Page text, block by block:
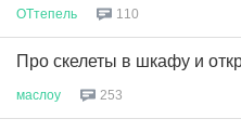
ОТтепель 110
Про скелеты в шкафу и
маслоу 253